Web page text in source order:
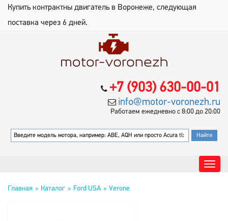
Купить контрактны двигатель в Воронеже, следующая
поставка через 6 дней.
+7 (903) 630-00-01
info@motor-voronezh.ru
Работаем ежедневно с 8:00 до 20:00
Главная Каталог Ford USA Verone